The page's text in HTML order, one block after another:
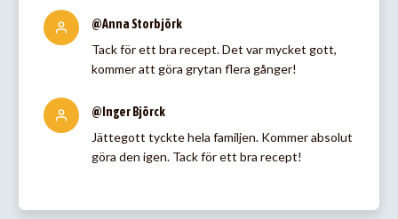
@Anna Storbjörk
Tack för ett bra recept. Det var mycket gott,
kommer att göra grytan flera gånger!
@Inger Björck
Jättegott tyckte hela familjen. Kommer absolut
göra den igen. Tack för ett bra recept!